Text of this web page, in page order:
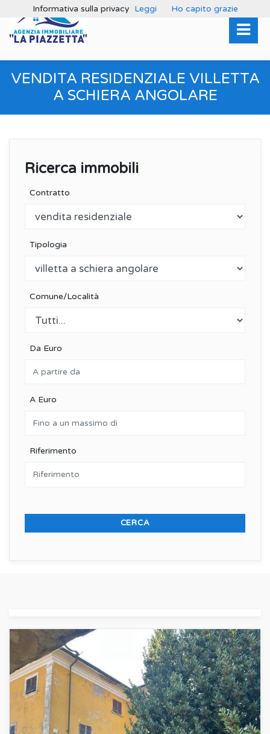
VENDITA RESIDENZIALE VILLETTA
A SCHIERA ANGOLARE
Ricerca immobili
Contratto
Tipologia
Comune/Località
Da Euro
A Euro
Riferimento
Informativa sulla privacy Leggi Ho capito grazie